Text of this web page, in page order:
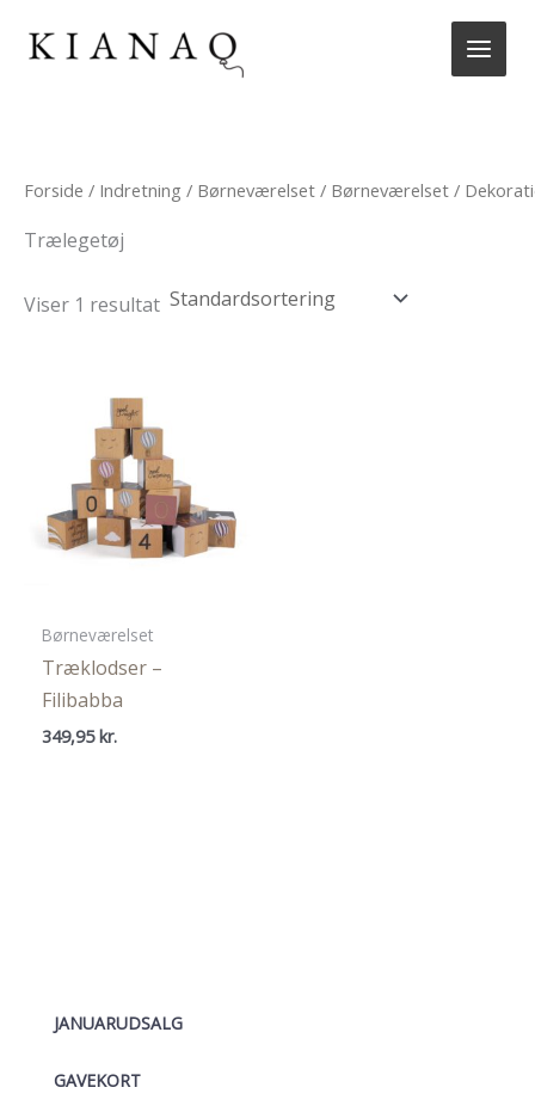
JANUARUDSALG
GAVEKORT
Forside / Indretning / Børneværelset / Børneværelset /
Trælegetøj
Viser 1 resultat
Børneværelset
Træklodser –
Filibabba
349,95 kr.